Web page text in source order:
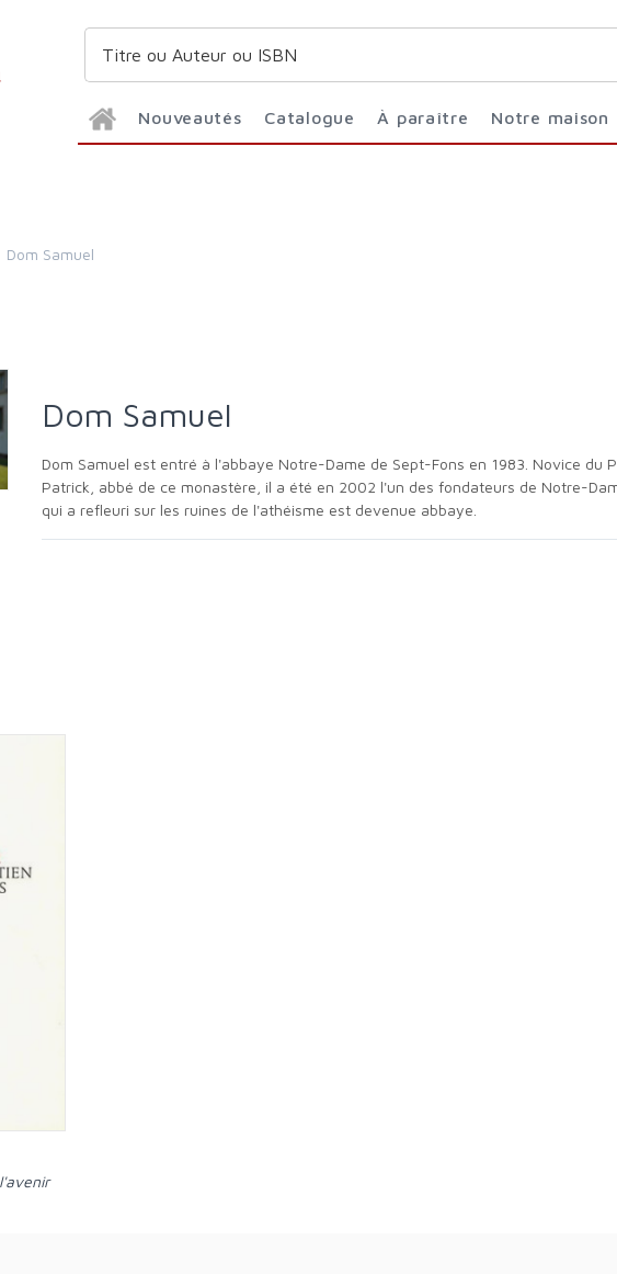
Nouveautés Catalogue À paraître Notre maison
Dom Samuel
Dom Samuel
Dom Samuel est entré à l'abbaye Notre-Dame de Sept-Fons en 1983. Novice du Père Nicolas, ordonné prêtre en 1990, puis prieur claustral de Dom
Patrick, abbé de ce monastère, il a été en 2002 l'un des fondateurs de Notre-
qui a refleuri sur les ruines de l'athéisme est devenue abbaye.